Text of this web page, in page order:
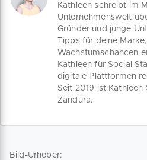
Kathleen schreibt im
Unternehmenswelt
Gründer und junge
Tipps für deine
Wachstumschancen
Kathleen für Social
digitale Plattformen
Seit 2019 ist
Zandura.
Bild-Urheber: